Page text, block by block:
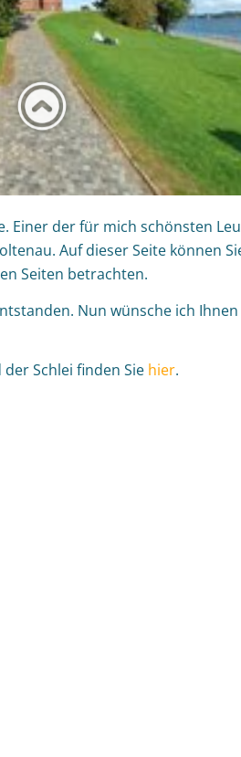
Einer der für mich schönsten
Auf dieser Seite können
Seiten betrachten.
Nun wünsche ich
Schlei finden Sie hier.